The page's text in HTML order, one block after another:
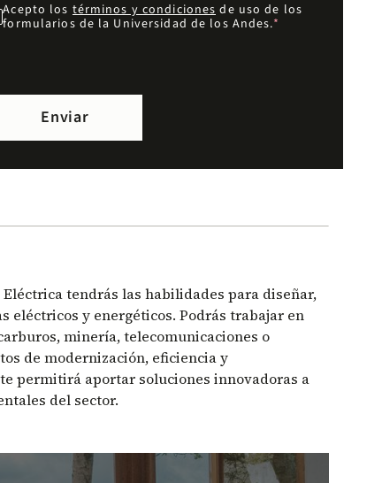
Acepto los términos y condiciones de uso de los
formularios de la Universidad de los Andes.
tendrás las habilidades para diseñar,
eléctricos y energéticos. Podrás trabajar en
minería, telecomunicaciones o
de modernización, eficiencia y
permitirá aportar soluciones innovadoras a
del sector.